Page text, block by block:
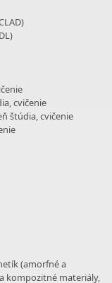
cvičenie
štúdia, cvičenie
(amorfné a
kompozitné materiály,